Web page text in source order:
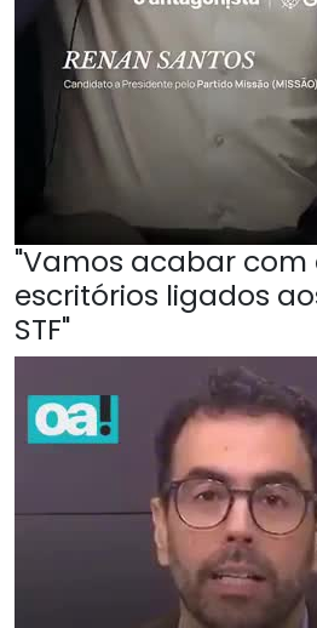
"Vamos acabar com
escritórios ligados
STF"